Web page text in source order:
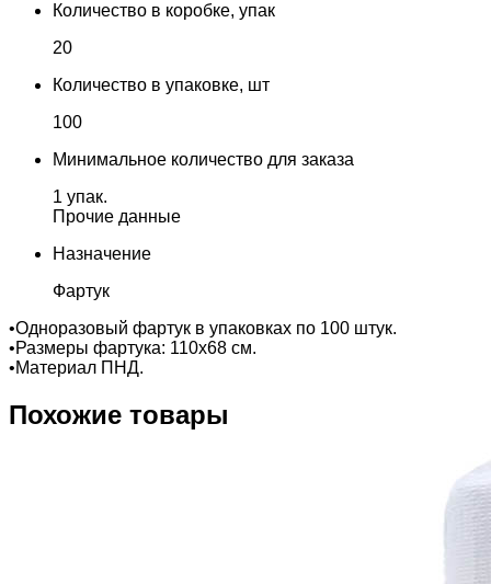
Количество в коробке, упак
20
Количество в упаковке, шт
100
Минимальное количество для заказа
1 упак.
Прочие данные
Назначение
Фартук
•Одноразовый фартук в упаковках по 100 штук.
•Размеры фартука: 110х68 см.
•Материал ПНД.
Похожие товары